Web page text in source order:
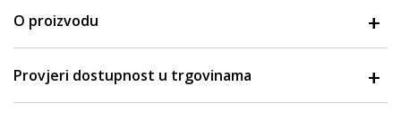
O proizvodu
Provjeri dostupnost u trgovinama